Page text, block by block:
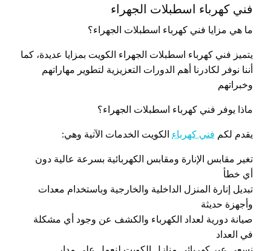
فني كهرباء اسطبلات الجهراء
ما هي مزايا فني كهرباء اسطبلات الجهراء؟
يتميز فني كهرباء اسطبلات الجهراء الكويت بمزايا عديدة، كما
أننا نوفر لكادرنا أهم الدورات التعزيزية لتطوير مهاراتهم
وخبراتهم
ماذا يوفر فني كهرباء اسطبلات الجهراء؟
يقدم لكم فني كهرباء الكويت الخدمات الآتية وهي:
تغير مقابس الإنارة ومقابس الكهربائية بسرعة عالية دون
أي خطأ
تبديل إنارة المنزل الداخلية والخارجية وباستخدام معدات
وأجهزة حديثة
صيانة دورية لعداد الكهرباء والكشف عن وجود أي مشكلة
في العداد